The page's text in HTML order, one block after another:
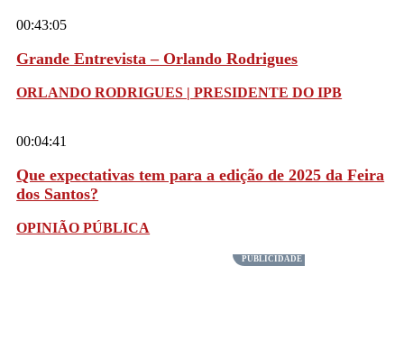
00:43:05
Grande Entrevista – Orlando Rodrigues
ORLANDO RODRIGUES | PRESIDENTE DO IPB
00:04:41
Que expectativas tem para a edição de 2025 da Feira
dos Santos?
OPINIÃO PÚBLICA